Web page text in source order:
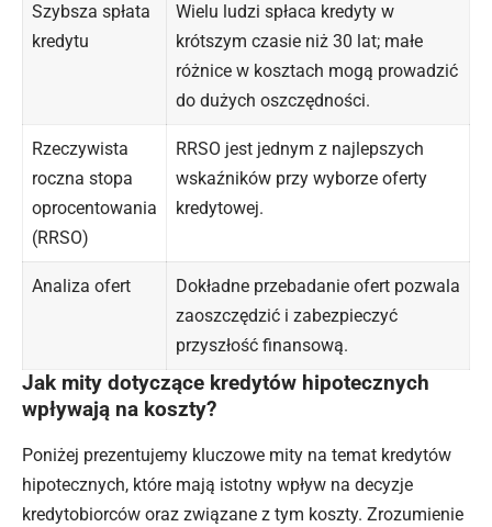
Szybsza spłata
kredytu
Wielu ludzi spłaca kredyty w
krótszym czasie niż 30 lat; małe
różnice w kosztach mogą prowadzić
do dużych oszczędności.
Rzeczywista
roczna stopa
oprocentowania
(RRSO)
RRSO jest jednym z najlepszych
wskaźników przy wyborze oferty
kredytowej.
Analiza ofert
Dokładne przebadanie ofert pozwala
zaoszczędzić i zabezpieczyć
przyszłość finansową.
Jak mity dotyczące kredytów hipotecznych
wpływają na koszty?
Poniżej prezentujemy kluczowe mity na temat kredytów
hipotecznych, które mają istotny wpływ na decyzje
kredytobiorców oraz związane z tym koszty. Zrozumienie